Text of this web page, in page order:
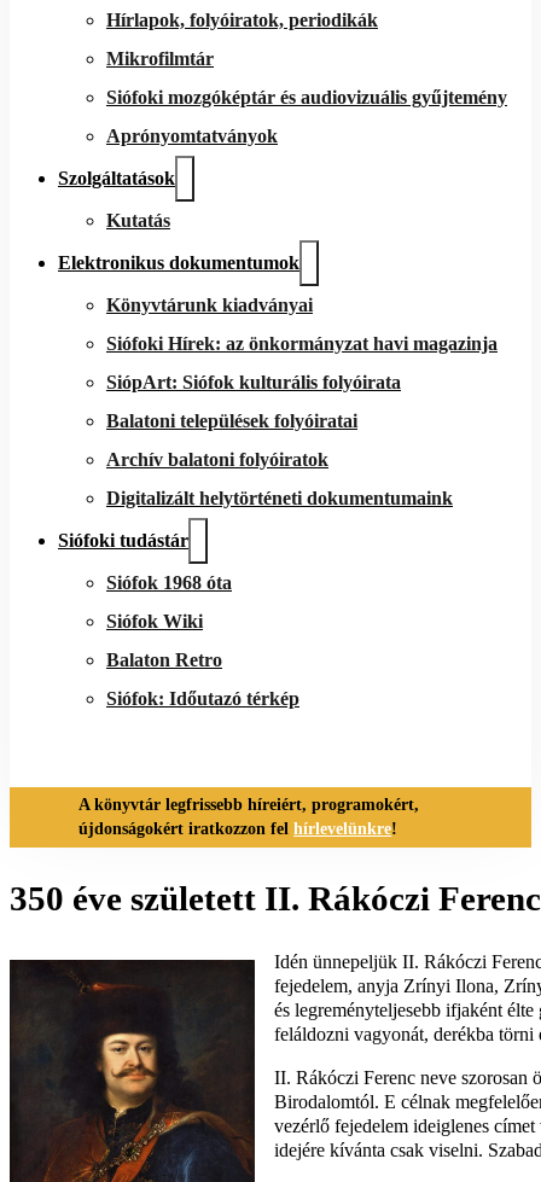
Hírlapok, folyóiratok, periodikák
Mikrofilmtár
Siófoki mozgóképtár és audiovizuális gyűjtemény
Aprónyomtatványok
Szolgáltatások
Kutatás
Elektronikus dokumentumok
Könyvtárunk kiadványai
Siófoki Hírek: az önkormányzat havi magazinja
SiópArt: Siófok kulturális folyóirata
Balatoni települések folyóiratai
Archív balatoni folyóiratok
Digitalizált helytörténeti dokumentumaink
Siófoki tudástár
Siófok 1968 óta
Siófok Wiki
Balaton Retro
Siófok: Időutazó térkép
A könyvtár legfrissebb híreiért, programokért,
újdonságokért iratkozzon felhírlevelünkre!
350 éve született II. Rákóczi Ferenc
Idén ünnepeljük II. Rákóczi
fejedelem, anyja Zrínyi Ilona,
és legreményteljesebb ifjaként
feláldozni vagyonát, derékba törni
II. Rákóczi Ferenc neve szorosan
Birodalomtól. E célnak
vezérlő fejedelem ideiglenes
idejére kívánta csak viselni.